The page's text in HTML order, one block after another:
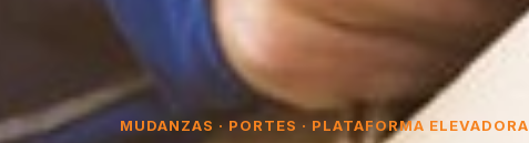
MUDANZAS · PORTES · PLATAFORMA ELEVADORA